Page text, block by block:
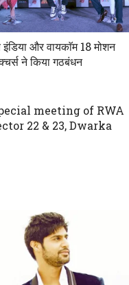
इंडिया और वायकाॅम 18 मोशन
ने किया गठबंधन
meeting of RWA
22 & 23, Dwarka